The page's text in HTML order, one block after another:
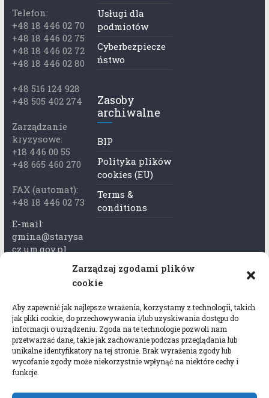
Zarządzaj zgodami plików
cookie
Aby zapewnić jak najlepsze wrażenia, korzystamy z technologii, takich
jak pliki cookie, do przechowywania i/lub uzyskiwania dostępu do
informacji o urządzeniu. Zgoda na te technologie pozwoli nam
przetwarzać dane, takie jak zachowanie podczas przeglądania lub
unikalne identyfikatory na tej stronie. Brak wyrażenia zgody lub
wycofanie zgody może niekorzystnie wpłynąć na niektóre cechy i
funkcje.
Telefon:
+48 18 446 02 70
+48 18 446 02 75
+48 18 446 02 72
+48 18 446 02 80
+48 516 124 928
+48 505 402 274
Zarządzanie
kryzysowe:
+18 446 00 55
+48 665 460 270
FAX (automat):
+48 18 446 02 73
E-mail:
gmina@starysa
cz.um.gov.pl
Adres skrzynki
rytka
Adres do e-
Doręczeń:
AEL-97528-
78647-USWGJ-
Usługi dla
podmiotów
Cyberbezpiecze
ństwo
Zasoby
archiwalne
BIP
Polityka plików
cookies (EU)
Terms &
conditions